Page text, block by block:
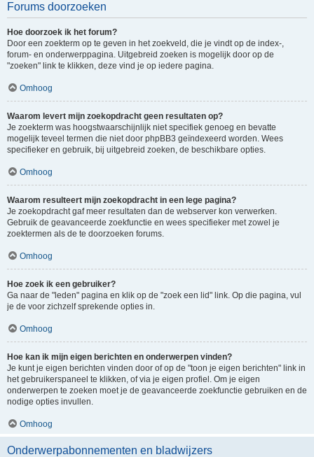
Forums doorzoeken
Hoe doorzoek ik het forum?
Door een zoekterm op te geven in het zoekveld, die je vindt op de index-,
forum- en onderwerppagina. Uitgebreid zoeken is mogelijk door op de
"zoeken" link te klikken, deze vind je op iedere pagina.
Omhoog
Waarom levert mijn zoekopdracht geen resultaten op?
Je zoekterm was hoogstwaarschijnlijk niet specifiek genoeg en bevatte
mogelijk teveel termen die niet door phpBB3 geïndexeerd worden. Wees
specifieker en gebruik, bij uitgebreid zoeken, de beschikbare opties.
Omhoog
Waarom resulteert mijn zoekopdracht in een lege pagina?
Je zoekopdracht gaf meer resultaten dan de webserver kon verwerken.
Gebruik de geavanceerde zoekfunctie en wees specifieker met zowel je
zoektermen als de te doorzoeken forums.
Omhoog
Hoe zoek ik een gebruiker?
Ga naar de "leden" pagina en klik op de "zoek een lid" link. Op die pagina, vul
je de voor zichzelf sprekende opties in.
Omhoog
Hoe kan ik mijn eigen berichten en onderwerpen vinden?
Je kunt je eigen berichten vinden door of op de "toon je eigen berichten" link in
het gebruikerspaneel te klikken, of via je eigen profiel. Om je eigen
onderwerpen te zoeken moet je de geavanceerde zoekfunctie gebruiken en de
nodige opties invullen.
Omhoog
Onderwerpabonnementen en bladwijzers